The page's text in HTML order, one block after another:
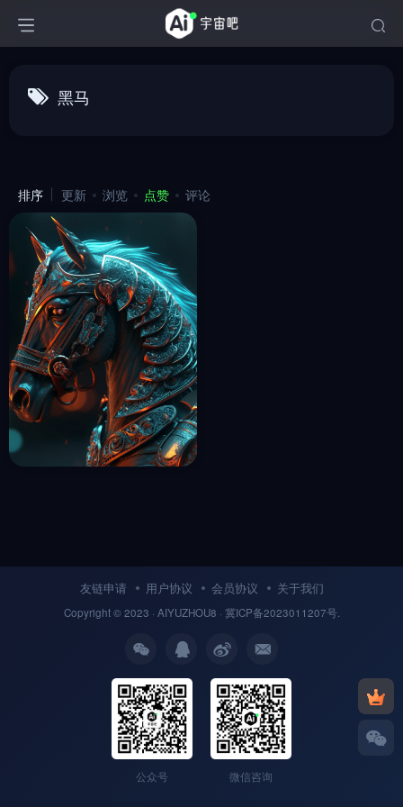
黑马
排序 更新 浏览 点赞 评论
友链申请 用户协议 会员协议 关于我们
Copyright © 2023 · AIYUZHOU8 · 冀ICP备2023011207号.
公众号 微信咨询